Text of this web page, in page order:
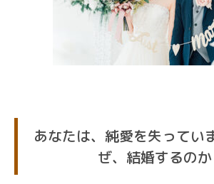
あなたは、純愛を失ってい
ぜ、結婚するのか